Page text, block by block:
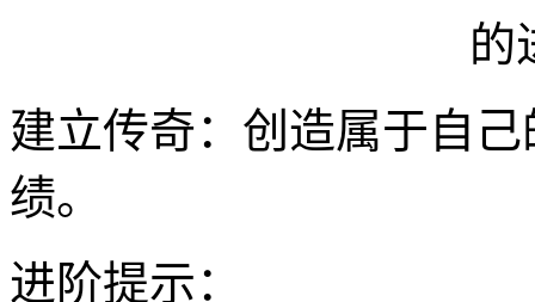
建立传奇：创造属于自
绩。
进阶提示：